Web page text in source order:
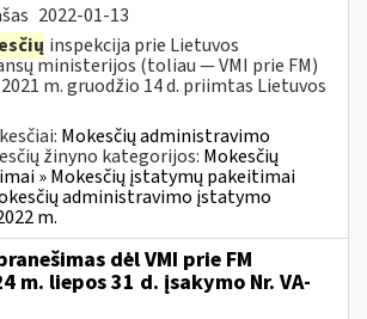
2022-01-13
inspekcija prie Lietuvos
ministerijos (toliau — VMI prie FM)
m. gruodžio 14 d. priimtas Lietuvos
Mokesčių administravimo
žinyno kategorijos: Mokesčių
» Mokesčių įstatymų pakeitimai
administravimo įstatymo
m.
dėl VMI prie FM
m. liepos 31 d. įsakymo Nr. VA-